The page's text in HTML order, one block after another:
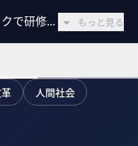
で研修...
もっと見る
人間社会